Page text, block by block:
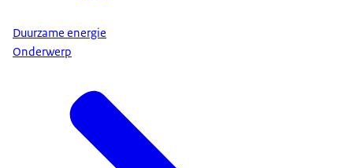
Duurzame energie
Onderwerp